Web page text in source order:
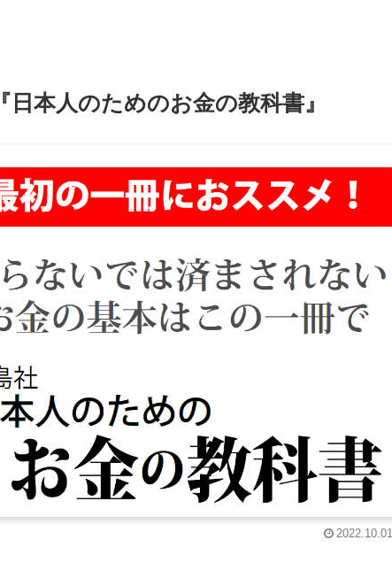
本人のためのお金の教科書』
2022.10.01